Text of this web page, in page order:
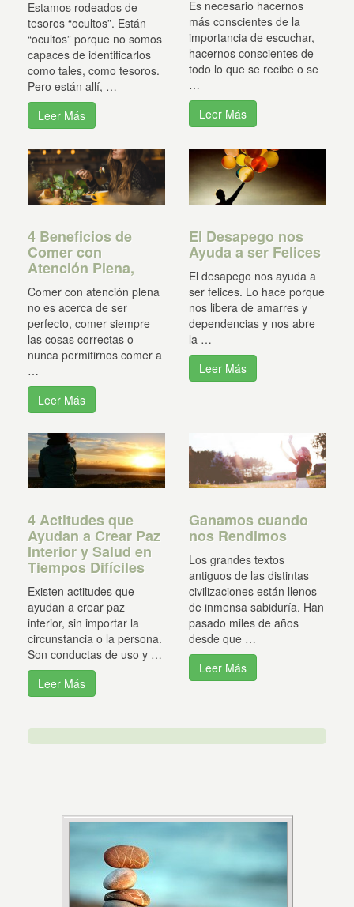
Estamos rodeados de
tesoros “ocultos”. Están
“ocultos” porque no somos
capaces de identificarlos
como tales, como tesoros.
Pero están allí, …
Leer Más
Es necesario hacernos
más conscientes de la
importancia de escuchar,
hacernos conscientes de
todo lo que se recibe o se
…
Leer Más
4 Beneficios de
Comer con
Atención Plena,
Comer con atención plena
no es acerca de ser
perfecto, comer siempre
las cosas correctas o
nunca permitirnos comer a
…
Leer Más
El Desapego nos
Ayuda a ser Felices
El desapego nos ayuda a
ser felices. Lo hace porque
nos libera de amarres y
dependencias y nos abre
la …
Leer Más
4 Actitudes que
Ayudan a Crear Paz
Interior y Salud en
Tiempos Difíciles
Existen actitudes que
ayudan a crear paz
interior, sin importar la
circunstancia o la persona.
Son conductas de uso y …
Leer Más
Ganamos cuando
nos Rendimos
Los grandes textos
antiguos de las distintas
civilizaciones están llenos
de inmensa sabiduría. Han
pasado miles de años
desde que …
Leer Más